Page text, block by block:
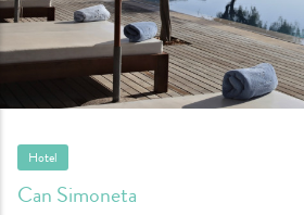
Can Simoneta
Hotel